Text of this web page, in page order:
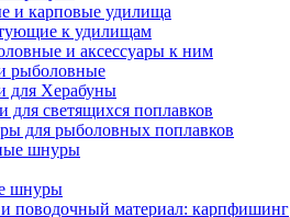
и карповые удилища
к удилищам
и аксессуары к ним
рыболовные
для Херабуны
для светящихся поплавков
для рыболовных поплавков
шнуры
шнуры
поводочный материал: карпфишинг